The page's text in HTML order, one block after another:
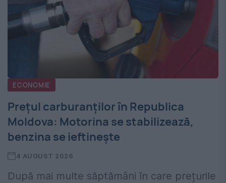
ECONOMIE
Prețul carburanților în Republica
Moldova: Motorina se stabilizează,
benzina se ieftinește
4 AUGUST 2026
După mai multe săptămâni în care prețurile